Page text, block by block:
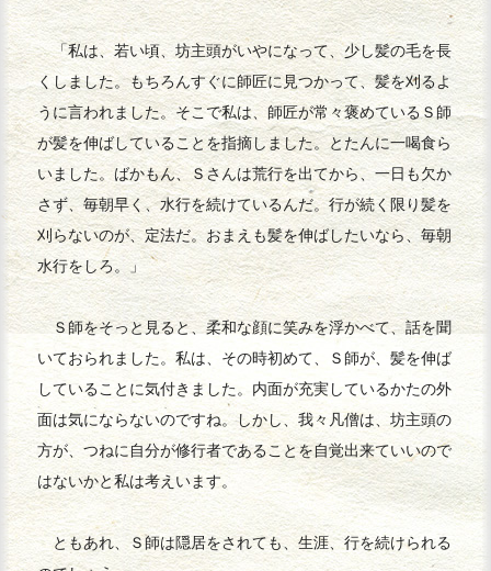
「私は、若い頃、坊主頭がいやになって、少し髪の毛を長
くしました。もちろんすぐに師匠に見つかって、髪を刈るよ
うに言われました。そこで私は、師匠が常々褒めているＳ師
が髪を伸ばしていることを指摘しました。とたんに一喝食ら
いました。ばかもん、Ｓさんは荒行を出てから、一日も欠か
さず、毎朝早く、水行を続けているんだ。行が続く限り髪を
刈らないのが、定法だ。おまえも髪を伸ばしたいなら、毎朝
水行をしろ。」
Ｓ師をそっと見ると、柔和な顔に笑みを浮かべて、話を聞
いておられました。私は、その時初めて、Ｓ師が、髪を伸ば
していることに気付きました。内面が充実しているかたの外
面は気にならないのですね。しかし、我々凡僧は、坊主頭の
方が、つねに自分が修行者であることを自覚出来ていいので
はないかと私は考えいます。
ともあれ、Ｓ師は隠居をされても、生涯、行を続けられる